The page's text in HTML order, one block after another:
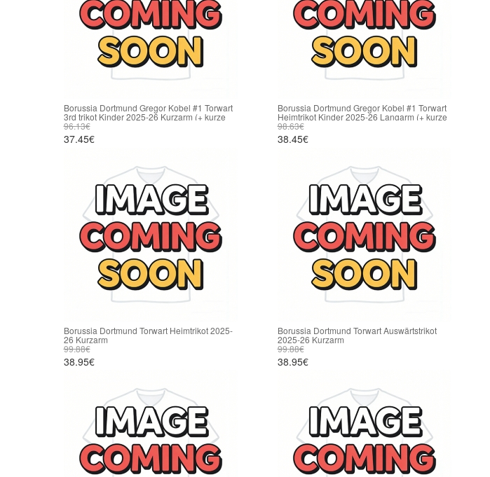
Borussia Dortmund Gregor Kobel #1 Torwart
3rd trikot Kinder 2025-26 Kurzarm (+ kurze
hosen)
96.13€
37.45€
Borussia Dortmund Gregor Kobel #1 Torwart
Heimtrikot Kinder 2025-26 Langarm (+ kurze
hosen)
98.63€
38.45€
Borussia Dortmund Torwart Heimtrikot 2025-
26 Kurzarm
99.88€
38.95€
Borussia Dortmund Torwart Auswärtstrikot
2025-26 Kurzarm
99.88€
38.95€